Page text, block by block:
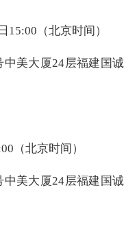
（北京时间）
美大厦24层福建国诚
（北京时间）
美大厦24层福建国诚